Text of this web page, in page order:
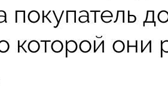
покупатель
которой они